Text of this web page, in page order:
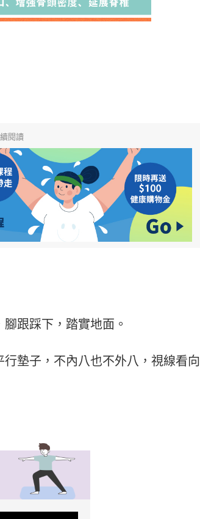
閱讀
跟踩下，踏實地面。
墊子，不內八也不外八，視線看向
適能
Heho運動科技大調查｜214 萬筆運